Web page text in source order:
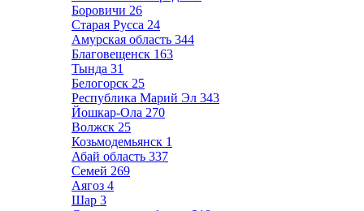
Боровичи 26
Старая Русса 24
Амурская область 344
Благовещенск 163
Тында 31
Белогорск 25
Республика Марий Эл 343
Йошкар-Ола 270
Волжск 25
Козьмодемьянск 1
Абай область 337
Семей 269
Аягоз 4
Шар 3